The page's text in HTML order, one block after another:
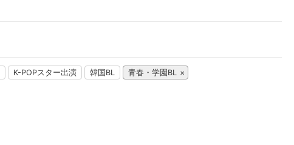
K-POPスター出演 韓国BL 青春・学園BL